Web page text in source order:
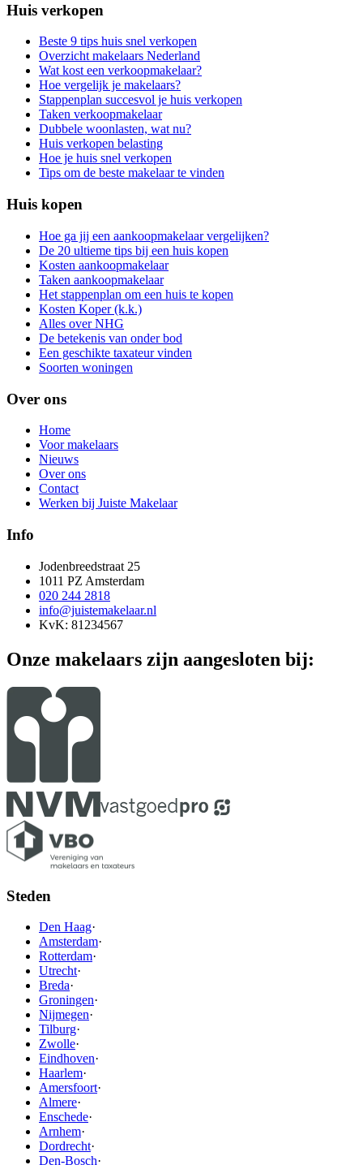
Huis verkopen
Beste 9 tips huis snel verkopen
Overzicht makelaars Nederland
Wat kost een verkoopmakelaar?
Hoe vergelijk je makelaars?
Stappenplan succesvol je huis verkopen
Taken verkoopmakelaar
Dubbele woonlasten, wat nu?
Huis verkopen belasting
Hoe je huis snel verkopen
Tips om de beste makelaar te vinden
Huis kopen
Hoe ga jij een aankoopmakelaar vergelijken?
De 20 ultieme tips bij een huis kopen
Kosten aankoopmakelaar
Taken aankoopmakelaar
Het stappenplan om een huis te kopen
Kosten Koper (k.k.)
Alles over NHG
De betekenis van onder bod
Een geschikte taxateur vinden
Soorten woningen
Over ons
Home
Voor makelaars
Nieuws
Over ons
Contact
Werken bij Juiste Makelaar
Info
Jodenbreedstraat 25
1011 PZ Amsterdam
020 244 2818
info@juistemakelaar.nl
KvK: 81234567
Onze makelaars zijn aangesloten bij:
Steden
Den Haag·
Amsterdam·
Rotterdam·
Utrecht·
Breda·
Groningen·
Nijmegen·
Tilburg·
Zwolle·
Eindhoven·
Haarlem·
Amersfoort·
Almere·
Enschede·
Arnhem·
Dordrecht·
Den-Bosch·